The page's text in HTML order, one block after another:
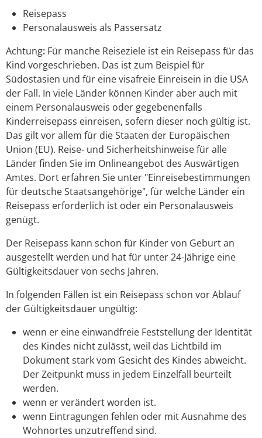
Reisepass
Personalausweis als Passersatz
Achtung: Für manche Reiseziele ist ein Reisepass für das
Kind vorgeschrieben. Das ist zum Beispiel für
Südostasien und für eine visafreie Einreisein in die USA
der Fall. In viele Länder können Kinder aber auch mit
einem Personalausweis oder gegebenenfalls
Kinderreisepass einreisen, sofern dieser noch gültig ist.
Das gilt vor allem für die Staaten der Europäischen
Union (EU). Reise- und Sicherheitshinweise für alle
Länder finden Sie im Onlineangebot des Auswärtigen
Amtes. Dort erfahren Sie unter "Einreisebestimmungen
für deutsche Staatsangehörige", für welche Länder ein
Reisepass erforderlich ist oder ein Personalausweis
genügt.
Der Reisepass kann schon für Kinder von Geburt an
ausgestellt werden und hat für unter 24-Jährige eine
Gültigkeitsdauer von sechs Jahren.
In folgenden Fällen ist ein Reisepass schon vor Ablauf
der Gültigkeitsdauer ungültig:
wenn er eine einwandfreie Feststellung der Identität
des Kindes nicht zulässt, weil das Lichtbild im
Dokument stark vom Gesicht des Kindes abweicht.
Der Zeitpunkt muss in jedem Einzelfall beurteilt
werden.
wenn er verändert worden ist.
wenn Eintragungen fehlen oder mit Ausnahme des
Wohnortes unzutreffend sind.